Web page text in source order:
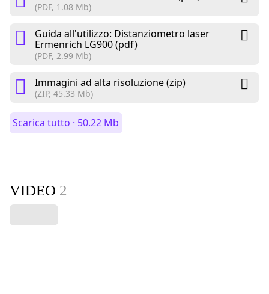
(PDF, 1.08 Mb)
Guida all'utilizzo: Distanziometro laser
Ermenrich LG900 (pdf)
(PDF, 2.99 Mb)
Immagini ad alta risoluzione (zip)
(ZIP, 45.33 Mb)
Scarica tutto · 50.22 Mb
VIDEO 2